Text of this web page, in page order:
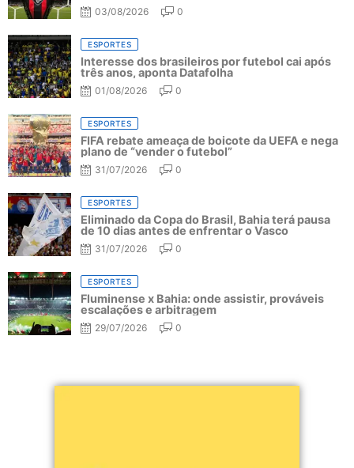
03/08/2026 0
ESPORTES
Interesse dos brasileiros por futebol cai após
três anos, aponta Datafolha
01/08/2026 0
ESPORTES
FIFA rebate ameaça de boicote da UEFA e nega
plano de “vender o futebol”
31/07/2026 0
ESPORTES
Eliminado da Copa do Brasil, Bahia terá pausa
de 10 dias antes de enfrentar o Vasco
31/07/2026 0
ESPORTES
Fluminense x Bahia: onde assistir, prováveis
escalações e arbitragem
29/07/2026 0